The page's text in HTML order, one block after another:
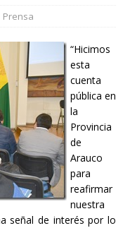
Prensa
“Hicimos
esta
cuenta
pública en
la
Provincia
de
Arauco
para
reafirmar
nuestra
señal de interés por lo